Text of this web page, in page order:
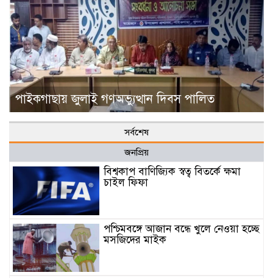
পাইকগাছায় জুলাই গণঅভ্যুত্থান দিবস পালিত
সর্বশেষ
জনপ্রিয়
বিশ্বকাপ বাণিজ্যিক স্বত্ব বিতর্কে ক্ষমা
চাইল ফিফা
পশ্চিমবঙ্গে আজান বন্ধে খুলে নেওয়া হচ্ছে
মসজিদের মাইক